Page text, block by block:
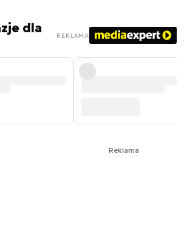
dla
REKLAMA
Reklama